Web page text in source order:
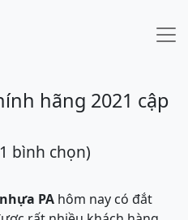
hãng 2021 cập
bình chọn)
PA hôm nay có đắt